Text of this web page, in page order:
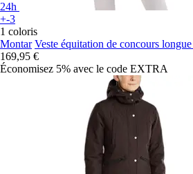
24h
+-3
1 coloris
Montar Veste équitation de concours
169,95 €
Économisez 5% avec le code EXTRA